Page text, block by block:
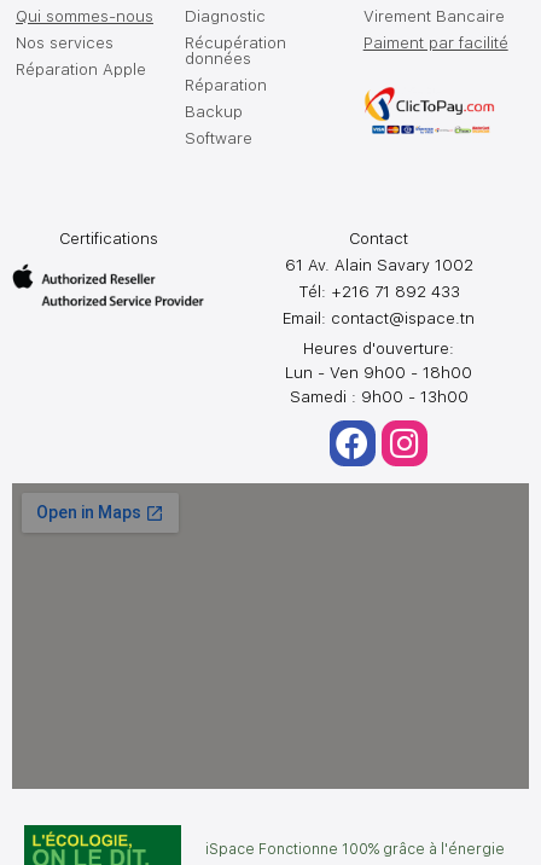
Qui sommes-nous
Nos services
Réparation Apple
Diagnostic
Récupération
données
Réparation
Backup
Software
Contact
61 Av. Alain Savary 1002
Tél: +216 71 892 433
Email: contact@ispace.tn
Heures d'ouverture:
Lun - Ven 9h00 - 18h00
Samedi : 9h00 - 13h00
Virement Bancaire
Paiment par facilité
Certifications
iSpace Fonctionne 100% grâce à l'énergie